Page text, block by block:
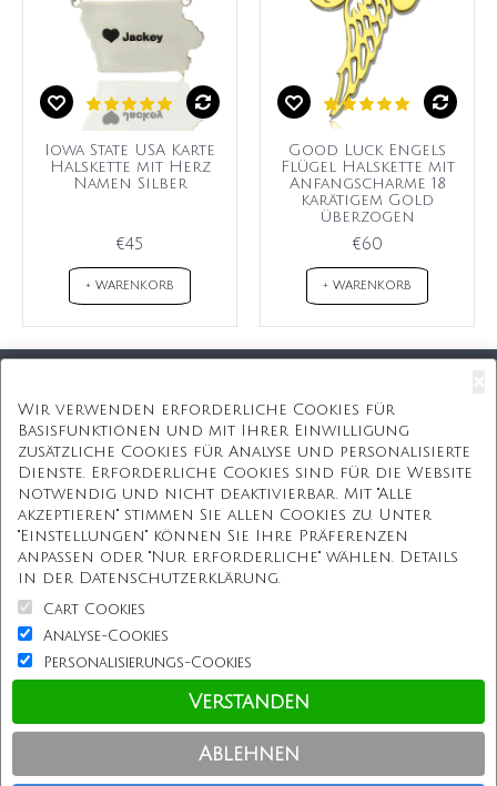
Iowa State USA Karte
Halskette mit Herz
Namen Silber
€45
+ WARENKORB
Good Luck Engels
Flügel Halskette mit
Anfangscharme 18
karätigem Gold
überzogen
€60
+ WARENKORB
Kostenlose Geschenkbox
Kostenlose Gravur
Unbegrenzte Redesign
ÜBER UNS
Information
Kundenservice
Einkaufen bei uns
Copyright © Personalisierterekette.De, Alle Rechte vorbehalten.
Wir verwenden erforderliche Cookies für
Basisfunktionen und mit Ihrer Einwilligung
zusätzliche Cookies für Analyse und personalisierte
Dienste. Erforderliche Cookies sind für die Website
notwendig und nicht deaktivierbar. Mit "Alle
akzeptieren" stimmen Sie allen Cookies zu. Unter
"Einstellungen" können Sie Ihre Präferenzen
anpassen oder "Nur erforderliche" wählen. Details
in der Datenschutzerklärung.
Cart Cookies
Analyse-Cookies
Personalisierungs-Cookies
Verstanden
Ablehnen